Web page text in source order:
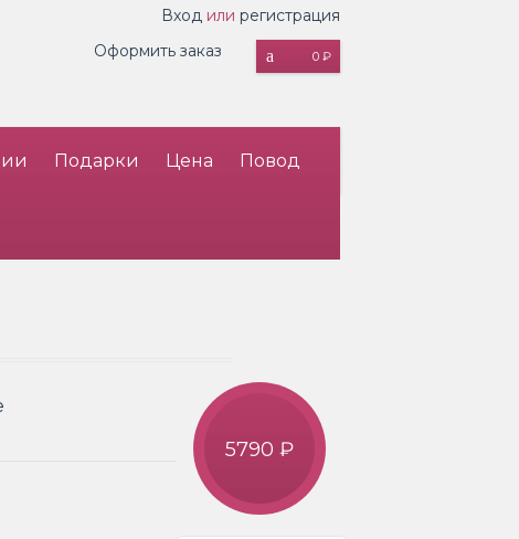
Вход или регистрация
0 ₽
Оформить заказ
Подарки Цена Повод
5790 ₽